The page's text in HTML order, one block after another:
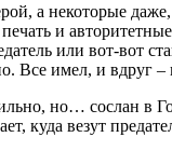
а некоторые
и
или вот-вот
Все имел, и вдруг –
но… сослан в
куда везут